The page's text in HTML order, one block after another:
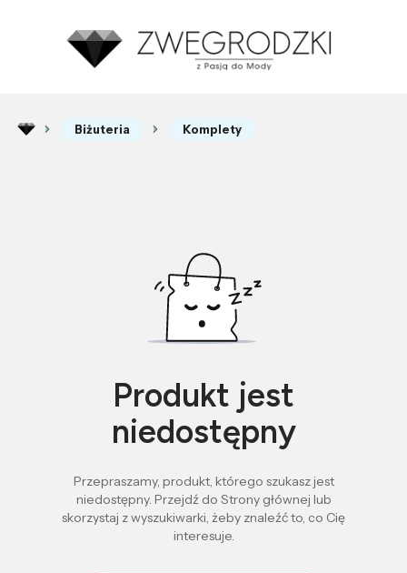
Biżuteria Komplety
Produkt jest
niedostępny
Przepraszamy, produkt, którego szukasz jest
niedostępny. Przejdź do Strony głównej lub
skorzystaj z wyszukiwarki, żeby znaleźć to, co Cię
interesuje.